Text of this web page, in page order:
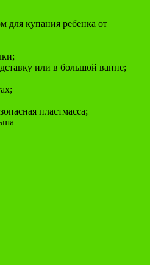
для купания ребенка от
или в большой ванне;
пластмасса;